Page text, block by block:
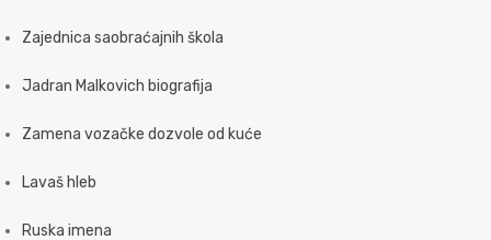
Zajednica saobraćajnih škola
Jadran Malkovich biografija
Zamena vozačke dozvole od kuće
Lavaš hleb
Ruska imena